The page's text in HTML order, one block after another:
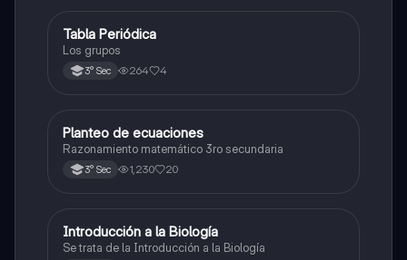
Química
Tabla Periódica
Los grupos
3° Sec 264 4
Matemáticas
Planteo de ecuaciones
Razonamiento matemático 3ro secundaria
3° Sec 1,230 20
Biología
Introducción a la Biología
Se trata de la Introducción a la Biología